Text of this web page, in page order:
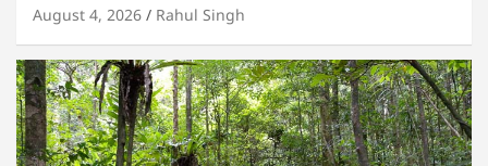
August 4, 2026 Rahul Singh